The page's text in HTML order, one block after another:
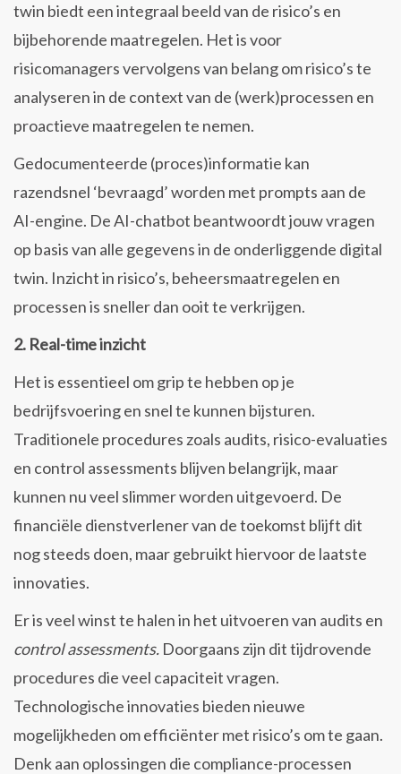
twin biedt een integraal beeld van de risico’s en
bijbehorende maatregelen. Het is voor
risicomanagers vervolgens van belang om risico’s te
analyseren in de context van de (werk)processen en
proactieve maatregelen te nemen.
Gedocumenteerde (proces)informatie kan
razendsnel ‘bevraagd’ worden met prompts aan de
AI-engine. De AI-chatbot beantwoordt jouw vragen
op basis van alle gegevens in de onderliggende digital
twin. Inzicht in risico’s, beheersmaatregelen en
processen is sneller dan ooit te verkrijgen.
2. Real-time inzicht
Het is essentieel om grip te hebben op je
bedrijfsvoering en snel te kunnen bijsturen.
Traditionele procedures zoals audits, risico-evaluaties
en control assessments blijven belangrijk, maar
kunnen nu veel slimmer worden uitgevoerd. De
financiële dienstverlener van de toekomst blijft dit
nog steeds doen, maar gebruikt hiervoor de laatste
innovaties.
Er is veel winst te halen in het uitvoeren van audits en
control assessments. Doorgaans zijn dit tijdrovende
procedures die veel capaciteit vragen.
Technologische innovaties bieden nieuwe
mogelijkheden om efficiënter met risico’s om te gaan.
Denk aan oplossingen die compliance-processen